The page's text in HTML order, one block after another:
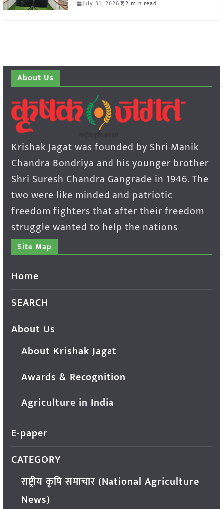
July 31, 2026 2 min read
About Us
Krishak Jagat was founded by Shri Manik
Chandra Bondriya and his younger brother
Shri Suresh Chandra Gangrade in 1946. The
two were like minded and patriotic
freedom fighters that after their freedom
struggle wanted to help the nations
Site Map
Home
SEARCH
About Us
About Krishak Jagat
Awards & Recognition
Agriculture in India
E-paper
CATEGORY
राष्ट्रीय कृषि समाचार (National Agriculture
News)